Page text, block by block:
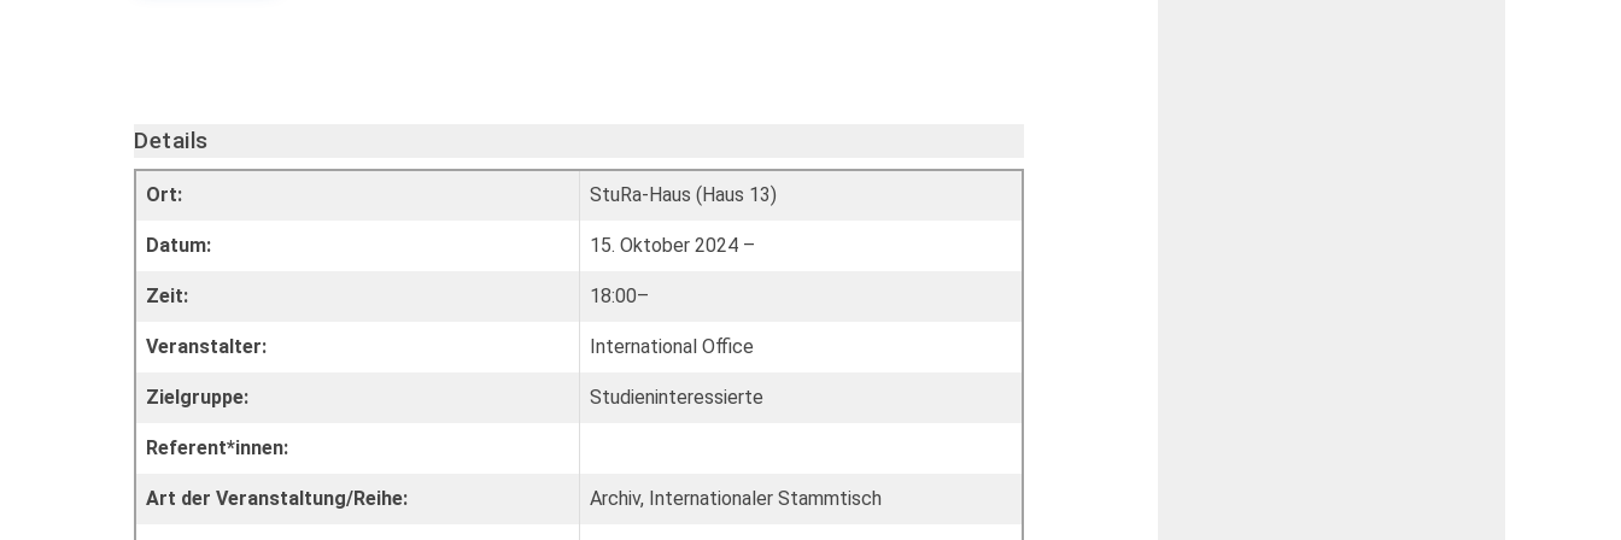
Details
Ort: StuRa-Haus (Haus 13)
Datum: 15. Oktober 2024 –
Zeit: 18:00–
Veranstalter: International Office
Zielgruppe: Studieninteressierte
Referent*innen:
Art der Veranstaltung/Reihe: Archiv, Internationaler Stammtisch